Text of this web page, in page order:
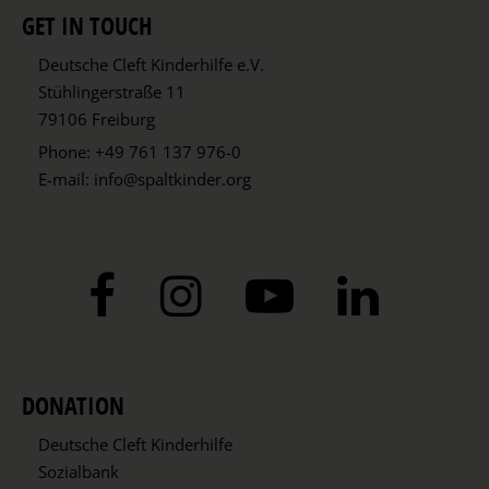
GET IN TOUCH
Deutsche Cleft Kinderhilfe e.V.
Stühlingerstraße 11
79106 Freiburg
Phone: +49 761 137 976-0
E-mail: info@spaltkinder.org
DONATION
Deutsche Cleft Kinderhilfe
Sozialbank